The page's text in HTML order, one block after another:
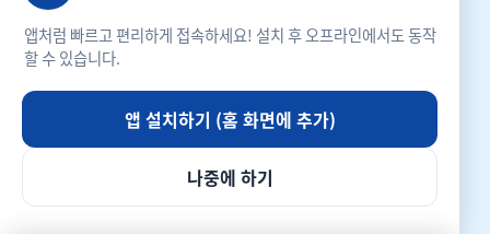
앱처럼 빠르고 편리하게 접속하세요! 설치 후 오프라인에서도 동작
할 수 있습니다.
앱 설치하기 (홈 화면에 추가)
나중에 하기